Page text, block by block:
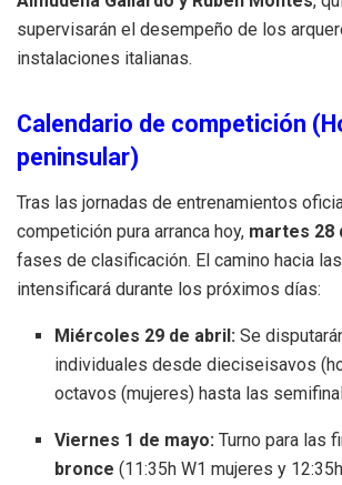
supervisarán el desempeño de los
instalaciones italianas.
Calendario de competición
peninsular)
Tras las jornadas de entrenamientos
competición pura arranca hoy, martes 28
fases de clasificación. El camino hacia
intensificará durante los próximos días:
Miércoles 29 de abril: Se
individuales desde dieciseisavos
octavos (mujeres) hasta las
Viernes 1 de mayo: Turno para las
bronce (11:35h W1 mujeres y